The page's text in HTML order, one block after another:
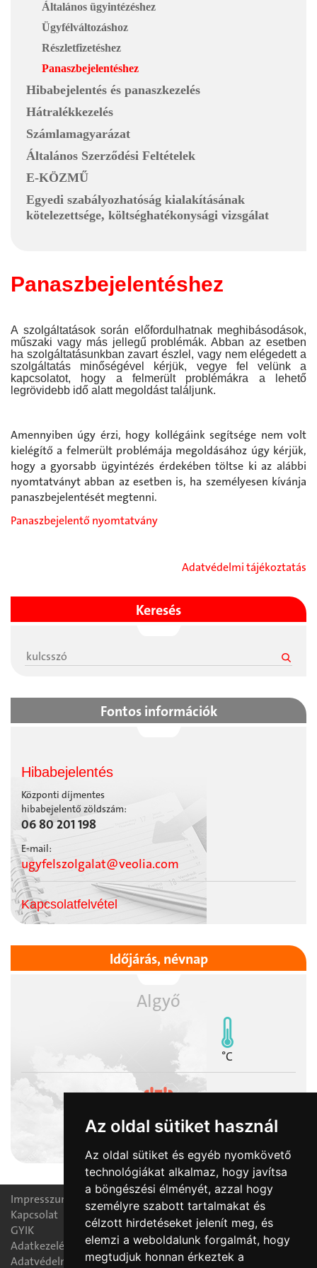
Az oldal sütiket használ
Az oldal sütiket és egyéb nyomkövető
technológiákat alkalmaz, hogy javítsa
a böngészési élményét, azzal hogy
személyre szabott tartalmakat és
célzott hirdetéseket jelenít meg, és
elemzi a weboldalunk forgalmát, hogy
megtudjuk honnan érkeztek a
Általános ügyintézéshez
Ügyfélváltozáshoz
Részletfizetéshez
Panaszbejelentéshez
Hibabejelentés és panaszkezelés
Hátralékkezelés
Számlamagyarázat
Általános Szerződési Feltételek
E-KÖZMŰ
Egyedi szabályozhatóság kialakításának
kötelezettsége, költséghatékonysági vizsgálat
Panaszbejelentéshez
A szolgáltatások során előfordulhatnak meghibásodások,
műszaki vagy más jellegű problémák. Abban az esetben
ha szolgáltatásunkban zavart észlel, vagy nem elégedett a
szolgáltatás minőségével kérjük, vegye fel velünk a
kapcsolatot, hogy a felmerült problémákra a lehető
legrövidebb idő alatt megoldást találjunk.
Amennyiben úgy érzi, hogy kollégáink segítsége nem volt
kielégítő a felmerült problémája megoldásához úgy kérjük,
hogy a gyorsabb ügyintézés érdekében töltse ki az alábbi
nyomtatványt abban az esetben is, ha személyesen kívánja
panaszbejelentését megtenni.
Panaszbejelentő nyomtatvány
Adatvédelmi tájékoztatás
Keresés
Fontos információk
Hibabejelentés
Központi díjmentes
hibabejelentő zöldszám:
06 80 201 198
E-mail:
ugyfelszolgalat@veolia.com
Kapcsolatfelvétel
Időjárás, névnap
Algyő
°C
2026-08-06
Impresszum
Kapcsolat
GYIK
Adatkezelési nyilatkozat
Adatvédelmi tájékoztató